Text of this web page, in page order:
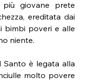
giovane prete
ereditata dai
bimbi poveri e alle
niente.
Santo è legata alla
molto povere